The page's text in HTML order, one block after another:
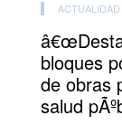
ACTUALIDAD
bloques
de obras
salud